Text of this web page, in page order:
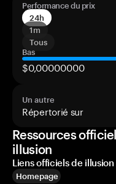
Performance du prix
24h
1m
Tous
Bas
$0,00000000
Un autre
Répertorié sur
Ressources
illusion
Liens officiels de illusion
Homepage